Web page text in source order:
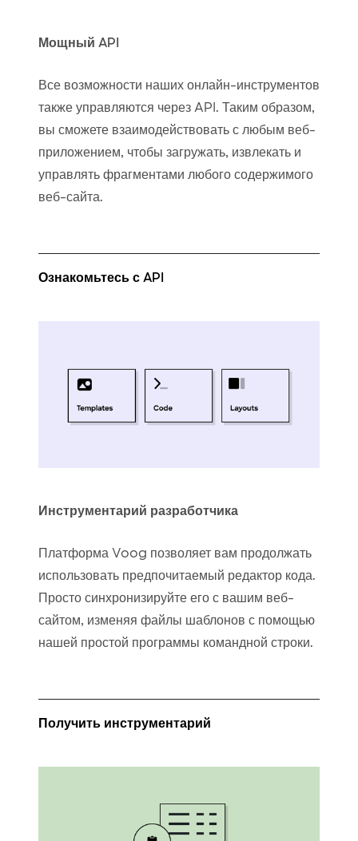
Мощный API
Все возможности наших онлайн-инструментов
также управляются через API. Таким образом,
вы сможете взаимодействовать с любым веб-
приложением, чтобы загружать, извлекать и
управлять фрагментами любого содержимого
веб-сайта.
Ознакомьтесь с API
Инструментарий разработчика
Платформа Voog позволяет вам продолжать
использовать предпочитаемый редактор кода.
Просто синхронизируйте его с вашим веб-
сайтом, изменяя файлы шаблонов с помощью
нашей простой программы командной строки.
Получить инструментарий